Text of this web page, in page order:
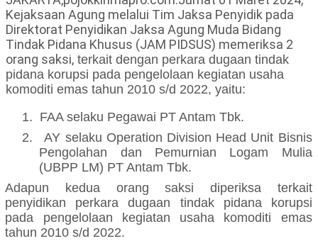
Kejaksaan Agung melalui Tim Jaksa Penyidik pada
Direktorat Penyidikan Jaksa Agung Muda Bidang
Tindak Pidana Khusus (JAM PIDSUS) memeriksa 2
orang saksi, terkait dengan perkara dugaan tindak
pidana korupsi pada pengelolaan kegiatan usaha
komoditi emas tahun 2010 s/d 2022, yaitu:
1. FAA selaku Pegawai PT Antam Tbk.
2.
AY selaku Operation Division Head Unit Bisnis
Pengolahan dan Pemurnian Logam Mulia
(UBPP LM) PT Antam Tbk.
Adapun kedua orang saksi diperiksa terkait
penyidikan perkaradugaan tindak pidana korupsi
pada pengelolaan kegiatan usaha komoditi emas
tahun 2010 s/d 2022.